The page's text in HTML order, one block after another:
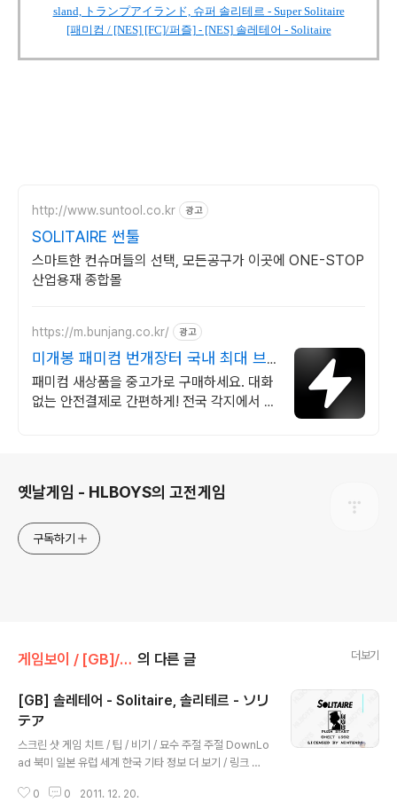
sland, トランプアイランド, 슈퍼 솔리테르 - Super Solitaire
[패미컴 / [NES] [FC]/퍼즐] - [NES] 솔레테어 - Solitaire
http://www.suntool.co.kr 광고
SOLITAIRE 썬툴
스마트한 컨슈머들의 선택, 모든공구가 이곳에 ONE-STOP
산업용재 종합몰
https://m.bunjang.co.kr/ 광고
미개봉 패미컴 번개장터 국내 최대 브
랜드 중고거래
패미컴 새상품을 중고가로 구매하세요. 대화
없는 안전결제로 간편하게! 전국 각지에서 올
옛날게임 - HLBOYS의 고전게임
구독하기
게임보이 / [GB]/퍼즐 의 다른 글 더보기
[GB] 솔레테어 - Solitaire, 솔리테르 - ソリ
テア
스크린 샷 게임 치트 / 팁 / 비기 / 묘수 주절 주절 DownLo
ad 북미 일본 유럽 세계 한국 기타 정보 더 보기 / 링크 관
[X68K] 솔리테아 - Solitea, ソリテア [X68000 / [X6
0 0 2011. 12. 20.